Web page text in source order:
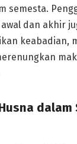
semesta.
dan akhir
keabadian,